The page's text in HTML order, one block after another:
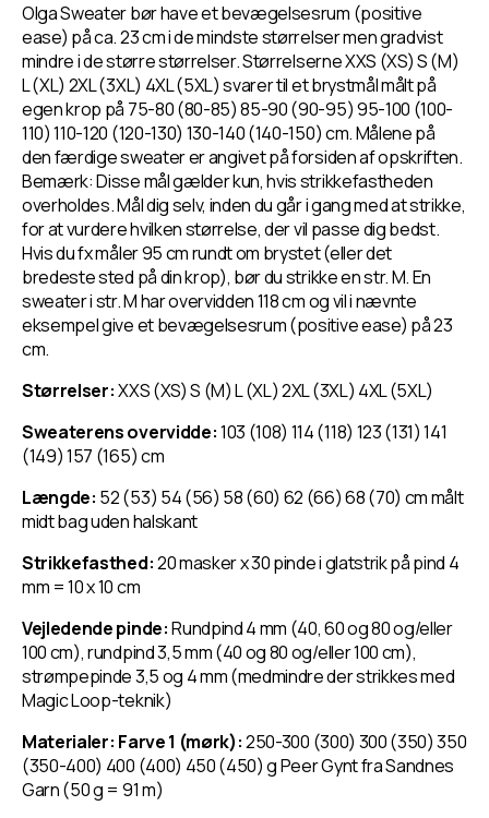
Olga Sweater bør have et bevægelsesrum (positive
ease) på ca. 23 cm i de mindste størrelser men gradvist
mindre i de større størrelser. Størrelserne XXS (XS) S (M)
L (XL) 2XL (3XL) 4XL (5XL) svarer til et brystmål målt på
egen krop på 75-80 (80-85) 85-90 (90-95) 95-100 (100-
110) 110-120 (120-130) 130-140 (140-150) cm. Målene på
den færdige sweater er angivet på forsiden af opskriften.
Bemærk: Disse mål gælder kun, hvis strikkefastheden
overholdes. Mål dig selv, inden du går i gang med at strikke,
for at vurdere hvilken størrelse, der vil passe dig bedst.
Hvis du fx måler 95 cm rundt om brystet (eller det
bredeste sted på din krop), bør du strikke en str. M. En
sweater i str. M har overvidden 118 cm og vil i nævnte
eksempel give et bevægelsesrum (positive ease) på 23
cm.
Størrelser:XXS (XS) S (M) L (XL) 2XL (3XL) 4XL (5XL)
Sweaterens overvidde:103 (108) 114 (118) 123 (131) 141
(149) 157 (165) cm
Længde: 52 (53) 54 (56) 58 (60) 62 (66) 68 (70) cm målt
midt bag uden halskant
Strikkefasthed:20 masker x 30 pinde i glatstrik på pind 4
mm = 10 x 10 cm
Vejledende pinde:Rundpind 4 mm (40, 60 og 80 og/eller
100 cm), rundpind 3,5 mm (40 og 80 og/eller 100 cm),
strømpepinde 3,5 og 4 mm (medmindre der strikkes med
Magic Loop-teknik)
Materialer: Farve 1 (mørk):250-300 (300) 300 (350) 350
(350-400) 400 (400) 450 (450) g Peer Gynt fra Sandnes
Garn (50 g = 91 m)